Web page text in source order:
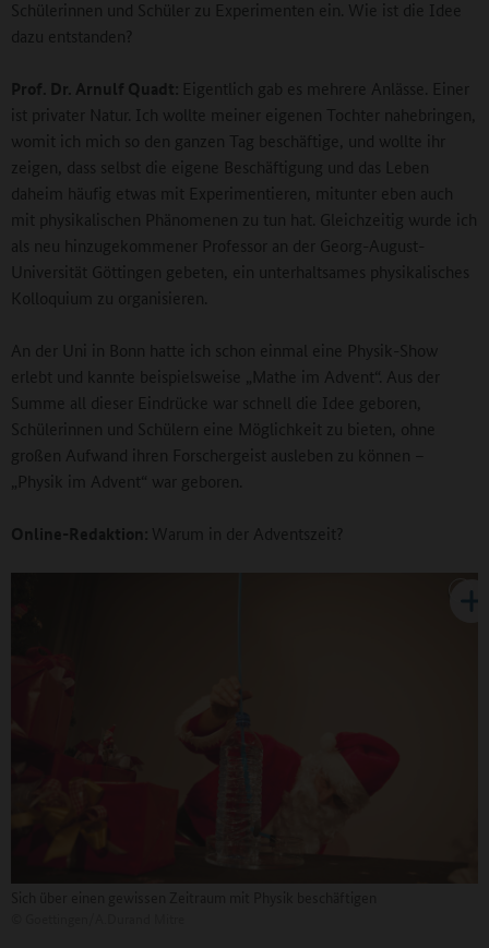
Schülerinnen und Schüler zu Experimenten ein. Wie ist die Idee
dazu entstanden?
Prof. Dr. Arnulf Quadt: Eigentlich gab es mehrere Anlässe. Einer
ist privater Natur. Ich wollte meiner eigenen Tochter nahebringen,
womit ich mich so den ganzen Tag beschäftige, und wollte ihr
zeigen, dass selbst die eigene Beschäftigung und das Leben
daheim häufig etwas mit Experimentieren, mitunter eben auch
mit physikalischen Phänomenen zu tun hat. Gleichzeitig wurde ich
als neu hinzugekommener Professor an der Georg-August-
Universität Göttingen gebeten, ein unterhaltsames physikalisches
Kolloquium zu organisieren.
An der Uni in Bonn hatte ich schon einmal eine Physik-Show
erlebt und kannte beispielsweise „Mathe im Advent“. Aus der
Summe all dieser Eindrücke war schnell die Idee geboren,
Schülerinnen und Schülern eine Möglichkeit zu bieten, ohne
großen Aufwand ihren Forschergeist ausleben zu können –
„Physik im Advent“ war geboren.
Online-Redaktion: Warum in der Adventszeit?